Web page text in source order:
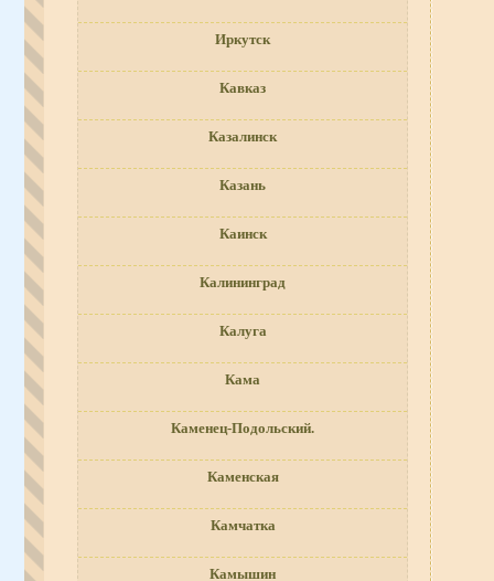
Иркутск
Кавказ
Казалинск
Казань
Каинск
Калининград
Калуга
Кама
Каменец-Подольский.
Каменская
Камчатка
Камышин